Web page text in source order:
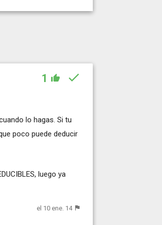
1
lo hagas. Si tu
poco puede deducir
luego ya
el 10 ene. 14